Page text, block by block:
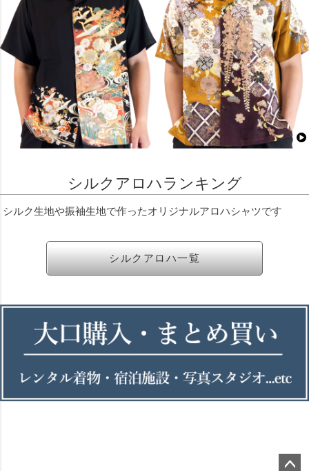
シルクアロハランキング
シルク生地や振袖生地で作ったオリジナルアロハシャツです
シルクアロハ一覧